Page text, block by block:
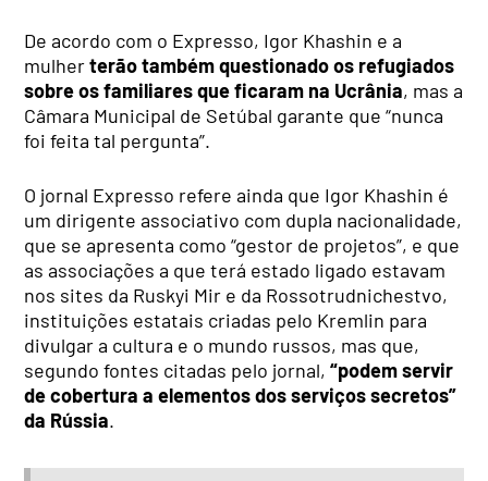
De acordo com o Expresso, Igor Khashin e a
mulherterão também questionado os refugiados
sobre os familiares que ficaram na Ucrânia, mas a
Câmara Municipal de Setúbal garante que “nunca
foi feita tal pergunta”.
O jornal Expresso refere ainda que Igor Khashin é
um dirigente associativo com dupla nacionalidade,
que se apresenta como “gestor de projetos”, e que
as associações a que terá estado ligado estavam
nos sites da Ruskyi Mir e da Rossotrudnichestvo,
instituições estatais criadas pelo Kremlin para
divulgar a cultura e o mundo russos, mas que,
segundo fontes citadas pelo jornal,“podem servir
de cobertura a elementos dos serviços secretos”
da Rússia.